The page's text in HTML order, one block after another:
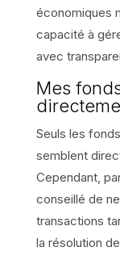
économiques
capacité à
avec
Mes
Seuls les
semblent
Cependant,
conseillé de
transactions
la résolution